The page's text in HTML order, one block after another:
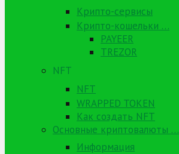
Крипто-сервисы
Крипто-кошельки …
PAYEER
TREZOR
NFT
NFT
WRAPPED TOKEN
Как создать NFT
Основные криптовалюты …
Информация